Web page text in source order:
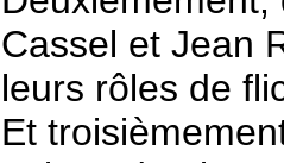
Cassel et Jean
leurs rôles de
Et